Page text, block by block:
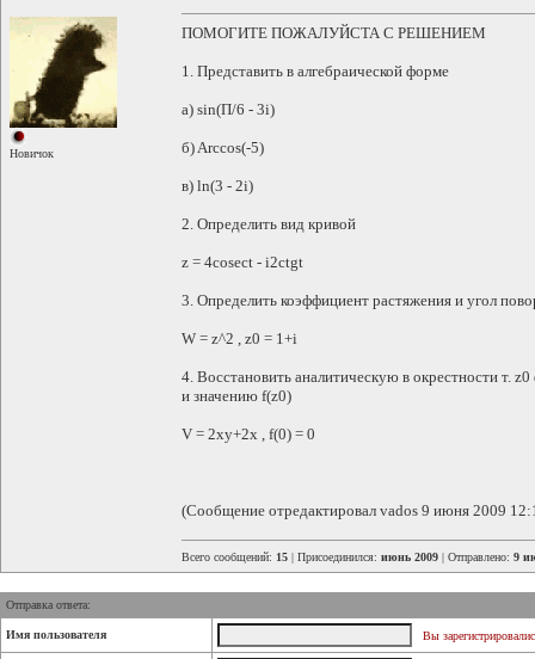
Новичок
ПОМОГИТЕ ПОЖАЛУЙСТА С РЕШЕНИЕМ
1. Представить в алгебраической форме
а) sin(П/6 - 3i)
б) Arccos(-5)
в) ln(3 - 2i)
2. Определить вид кривой
z = 4cosect - i2ctgt
3. Определить коэффициент растяжения и угол
W = z^2 , z0 = 1+i
4. Восстановить аналитическую в окрестности т.
и значению f(z0)
V = 2xy+2x , f(0) = 0
(Сообщение отредактировал vados 9 июня 2009
Всего сообщений: 15 | Присоединился: июнь 2009 | Отправлено: 9
Отправка ответа:
Имя пользователя Вы